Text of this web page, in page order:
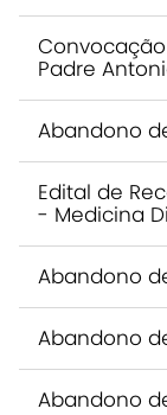
Padre
Abandono
Edital de
- Medicina
Abandono
Abandono
Abandono